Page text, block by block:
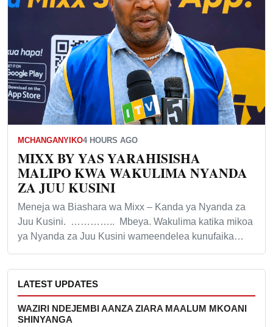
MCHANGANYIKO4 HOURS AGO
MIXX BY YAS YARAHISISHA
MALIPO KWA WAKULIMA NYANDA
ZA JUU KUSINI
Meneja wa Biashara wa Mixx – Kanda ya Nyanda za
Juu Kusini. ………….. Mbeya. Wakulima katika mikoa
ya Nyanda za Juu Kusini wameendelea kunufaika…
LATEST UPDATES
WAZIRI NDEJEMBI AANZA ZIARA MAALUM MKOANI
SHINYANGA